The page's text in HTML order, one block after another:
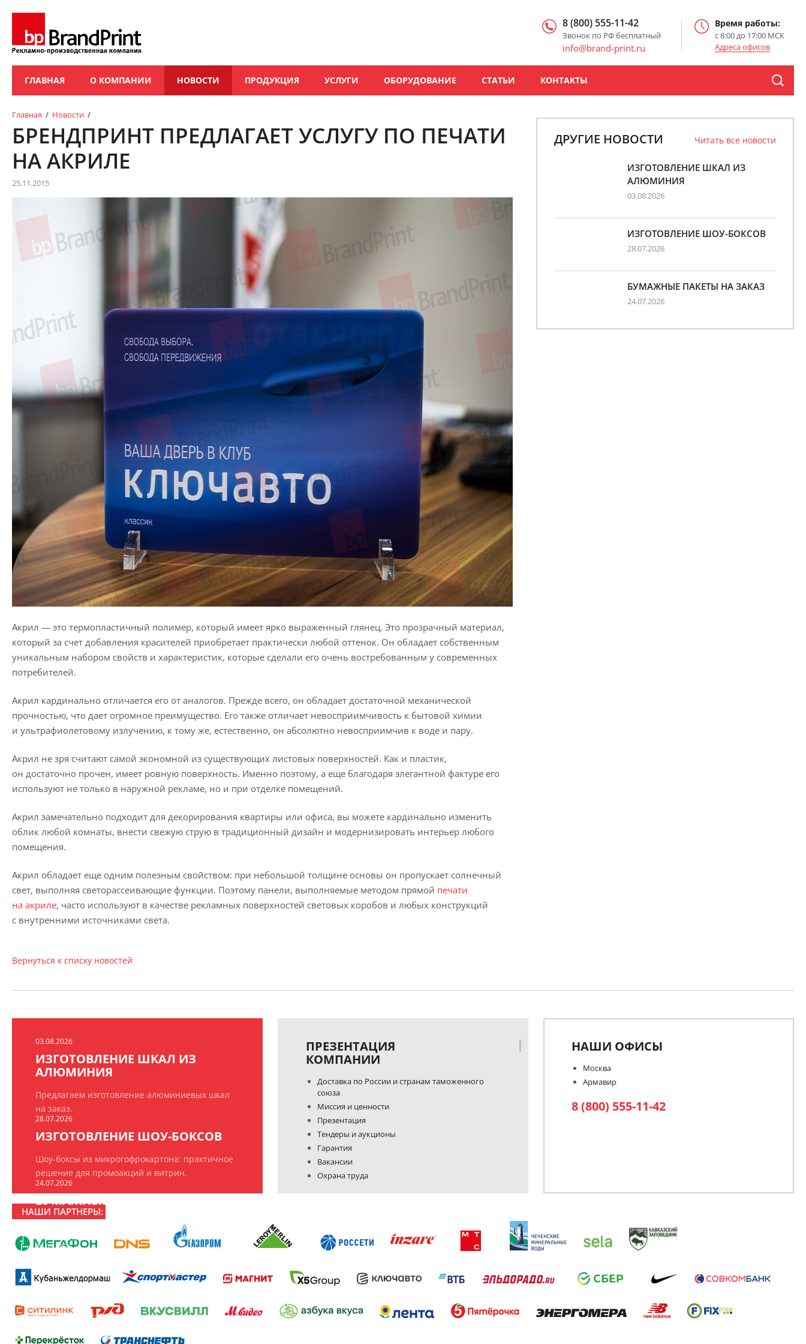
8 (800) 555-11-42
Звонок по РФ бесплатный
info@brand-print.ru
Время работы:
с 8:00 до 17:00 МСК
Адреса офисов
ГЛАВНАЯ О КОМПАНИИ НОВОСТИ ПРОДУКЦИЯ УСЛУГИ ОБОРУДОВАНИЕ СТАТЬИ КОНТАКТЫ
Главная / Новости /
БРЕНДПРИНТ ПРЕДЛАГАЕТ УСЛУГУ ПО ПЕЧАТИ
НА АКРИЛЕ
25.11.2015
Акрил — это термопластичный полимер, который имеет ярко выраженный глянец. Это прозрачный материал,
который за счет добавления красителей приобретает практически любой оттенок. Он обладает собственным
уникальным набором свойств и характеристик, которые сделали его очень востребованным у современных
потребителей.
Акрил кардинально отличается его от аналогов. Прежде всего, он обладает достаточной механической
прочностью, что дает огромное преимущество. Его также отличает невосприимчивость к бытовой химии
и ультрафиолетовому излучению, к тому же, естественно, он абсолютно невосприимчив к воде и пару.
Акрил не зря считают самой экономной из существующих листовых поверхностей. Как и пластик,
он достаточно прочен, имеет ровную поверхность. Именно поэтому, а еще благодаря элегантной фактуре его
используют не только в наружной рекламе, но и при отделке помещений.
Акрил замечательно подходит для декорирования квартиры или офиса, вы можете кардинально изменить
облик любой комнаты, внести свежую струю в традиционный дизайн и модернизировать интерьер любого
помещения.
Акрил обладает еще одним полезным свойством: при небольшой толщине основы он пропускает солнечный
свет, выполняя светорассеивающие функции. Поэтому панели, выполняемые методом прямой печати
на акриле, часто используют в качестве рекламных поверхностей световых коробов и любых конструкций
с внутренними источниками света.
Вернуться к списку новостей
ДРУГИЕ НОВОСТИ Читать все новости
ИЗГОТОВЛЕНИЕ ШКАЛ ИЗ
АЛЮМИНИЯ
03.08.2026
ИЗГОТОВЛЕНИЕ ШОУ-БОКСОВ
28.07.2026
БУМАЖНЫЕ ПАКЕТЫ НА ЗАКАЗ
24.07.2026
03.08.2026
ИЗГОТОВЛЕНИЕ ШКАЛ ИЗ
АЛЮМИНИЯ
Предлагаем изготовление алюминиевых шкал
на заказ.
28.07.2026
ИЗГОТОВЛЕНИЕ ШОУ-БОКСОВ
Шоу-боксы из микрогофрокартона: практичное
решение для промоакций и витрин.
24.07.2026
БУМАЖНЫЕ ПАКЕТЫ НА ЗАКАЗ
ООО «РПК «БрендПринт» изготавливает
эксклюзивные брендированные пакеты.
20.07.2026
16 лет создаём то, что замечают: рекламно-
производственная компания «БрендПринт»
отмечает день рождения.
ПРЕЗЕНТАЦИЯ
КОМПАНИИ
Доставка по России и странам таможенного
союза
Миссия и ценности
Презентация
Тендеры и аукционы
Гарантия
Вакансии
Охрана труда
НАШИ ОФИСЫ
Москва
Армавир
8 (800) 555-11-42
НАШИ ПАРТНЕРЫ: